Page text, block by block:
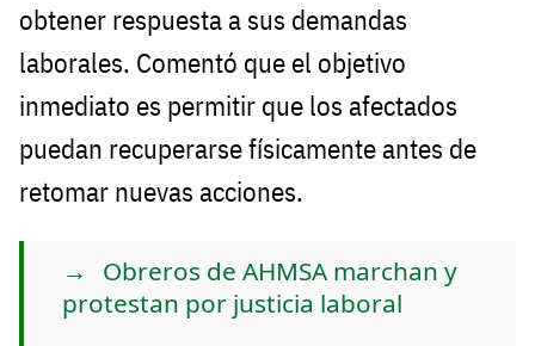
obtener respuesta a sus demandas
laborales. Comentó que el objetivo
inmediato es permitir que los afectados
puedan recuperarse físicamente antes de
retomar nuevas acciones.
Obreros de AHMSA marchan y
protestan por justicia laboral